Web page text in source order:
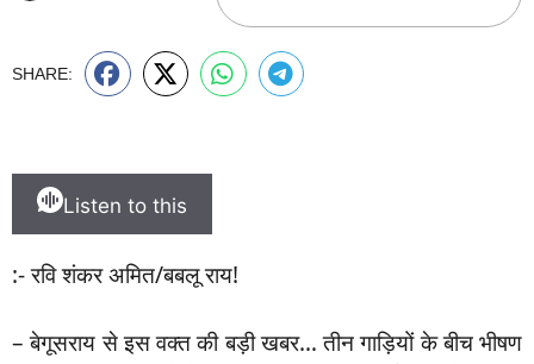
SHARE:
Listen to this
:- रवि शंकर अमित/बबलू राय!
– बेगूसराय से इस वक्त की बड़ी खबर… तीन गाड़ियों के बीच भीषण